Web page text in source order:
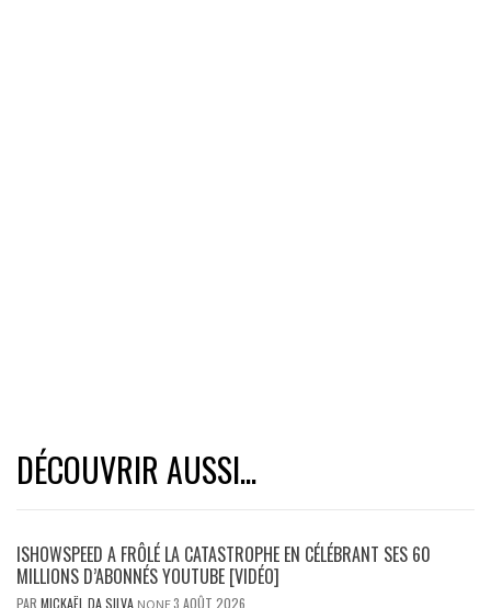
DÉCOUVRIR AUSSI...
ISHOWSPEED A FRÔLÉ LA CATASTROPHE EN CÉLÉBRANT SES 60
MILLIONS D’ABONNÉS YOUTUBE [VIDÉO]
PAR MICKAËL DA SILVA NONE3 AOÛT 2026